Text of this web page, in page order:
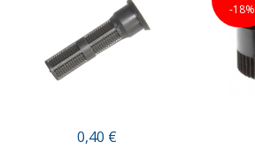
0,40 €
-18%